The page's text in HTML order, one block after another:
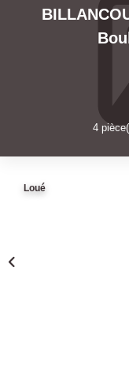
4
Loué